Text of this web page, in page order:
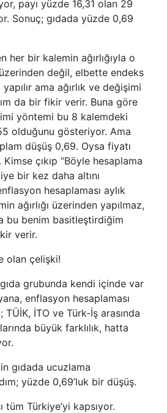
payı yüzde 16,31 olan 29
Sonuç; gıdada yüzde 0,69
her bir kalemin ağırlığıyla o
değil, elbette endeks
ama ağırlık ve değişimi
da bir fikir verir. Buna göre
yöntemi bu 8 kalemdeki
olduğunu gösteriyor. Ama
düşüş 0,69. Oysa fiyatı
çıkıp “Böyle hesaplama
bir kez daha altını
hesaplaması aylık
ağırlığı üzerinden yapılmaz,
bu benim basitleştirdiğim
verir.
olan çelişki!
gıda grubunda kendi içinde var
enflasyon hesaplaması
İTO ve Türk-İş arasında
büyük farklılık, hatta
gıdada ucuzlama
yüzde 0,69’luk bir düşüş.
tüm Türkiye’yi kapsıyor.